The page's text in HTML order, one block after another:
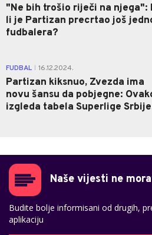
"Ne bih trošio riječi na njega":
li je Partizan precrtao još
fudbalera?
FUDBAL 16.12.2024.
Partizan kiksnuo, Zvezda ima
novu šansu da pobjegne:
izgleda tabela Superlige
Naše vijesti ne
Budite bolje informisani od drugih,
aplikaciju